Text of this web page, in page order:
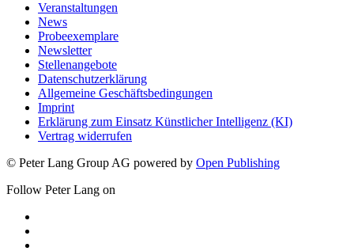
Veranstaltungen
News
Probeexemplare
Newsletter
Stellenangebote
Datenschutzerklärung
Allgemeine Geschäftsbedingungen
Imprint
Erklärung zum Einsatz Künstlicher Intelligenz (KI)
Vertrag widerrufen
© Peter Lang Group AG powered by Open Publishing
Follow Peter Lang on